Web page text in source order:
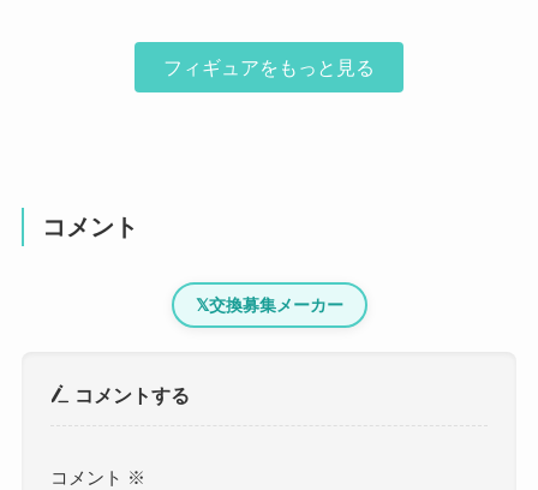
フィギュアをもっと見る
コメント
𝕏交換募集メーカー
コメントする
コメント ※